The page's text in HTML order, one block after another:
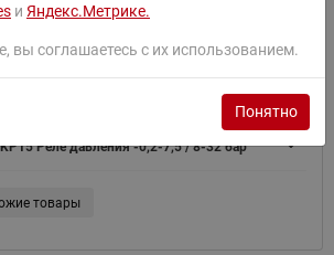
KP15 Реле давления -0,2-7,5 / 8-32 бар
товары
и Яндекс.Метрике.
вы соглашаетесь с их использованием.
Понятно